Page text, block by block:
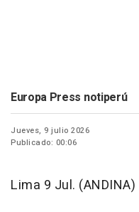
Europa Press notiperú
Jueves, 9 julio 2026
Publicado: 00:06
Lima 9 Jul. (ANDINA)